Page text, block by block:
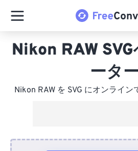
Nikon RAW
ータ
Nikon RAW を SVG にオンライン